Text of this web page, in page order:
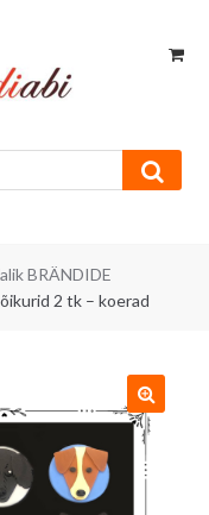
BRÄNDIDE
2 tk – koerad